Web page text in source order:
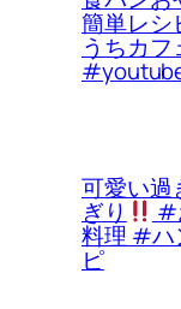
簡単レ
うちカ
可愛い過
ぎり #
料理 #ハ
ピ